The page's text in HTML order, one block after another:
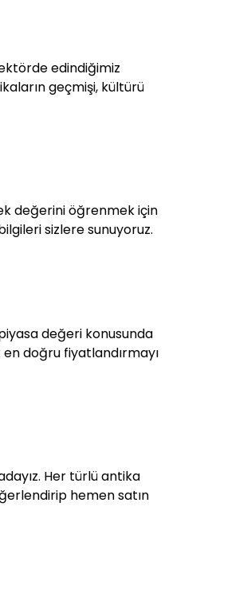
edindiğimiz
geçmişi, kültürü
değerini öğrenmek için
sizlere sunuyoruz.
piyasa değeri konusunda
doğru fiyatlandırmayı
Her türlü antika
hemen satın